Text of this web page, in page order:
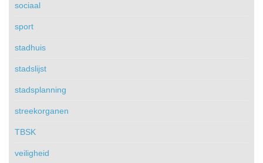
sociaal
sport
stadhuis
stadslijst
stadsplanning
streekorganen
TBSK
veiligheid